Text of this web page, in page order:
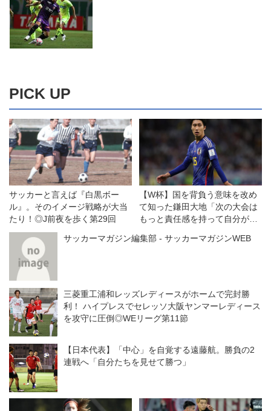
PICK UP
サッカーと言えば『白黒ボー
ル』。そのイメージ戦略が大当
たり！◎J前夜を歩く第29回
【W杯】国を背負う意味を改め
て知った鎌田大地「次の大会は
もっと責任感を持って自分が引
サッカーマガジン編集部 - サッカーマガジンWEB
三菱重工浦和レッズレディースがホームで完封勝
利！ ハイプレスでセレッソ大阪ヤンマーレディース
を攻守に圧倒◎WEリーグ第11節
【日本代表】「中心」を自覚する遠藤航。勝負の2
連戦へ「自分たちを見せて勝つ」